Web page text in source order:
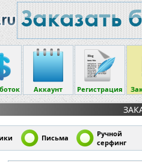
Аккаунт Регистрация
Письма
Ручной
серфинг